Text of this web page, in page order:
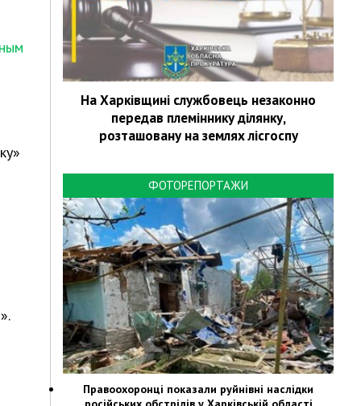
На Харківщині службовець незаконно
передав племіннику ділянку,
розташовану на землях лісгоспу
ФОТОРЕПОРТАЖИ
Правоохоронці показали руйнівні наслідки